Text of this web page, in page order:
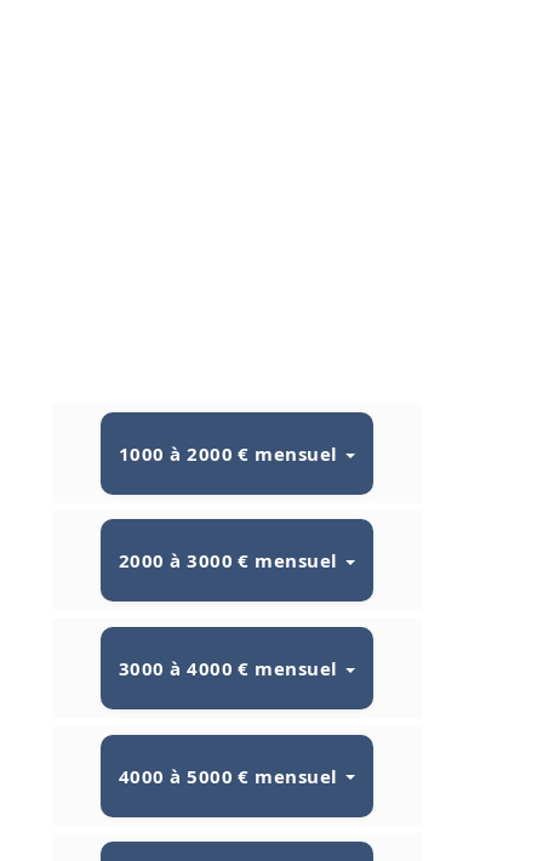
1000 à 2000 € mensuel
2000 à 3000 € mensuel
3000 à 4000 € mensuel
4000 à 5000 € mensuel